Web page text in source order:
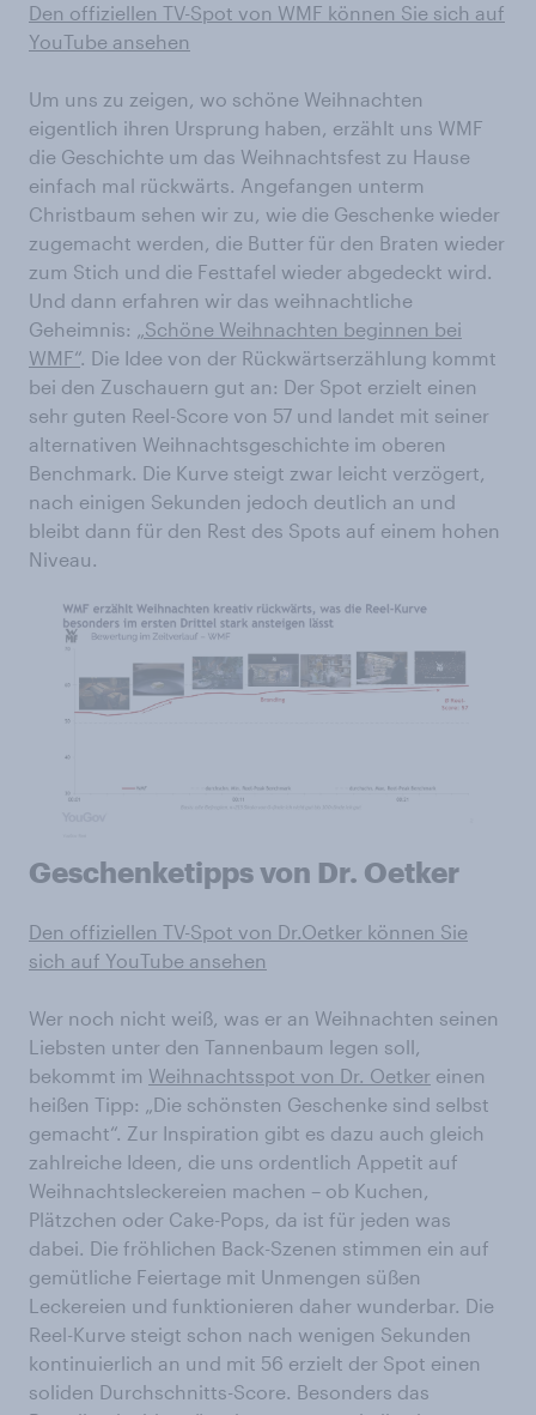
Den offiziellen TV-Spot von WMF können Sie sich auf
YouTube ansehen
Um uns zu zeigen, wo schöne Weihnachten
eigentlich ihren Ursprung haben, erzählt uns WMF
die Geschichte um das Weihnachtsfest zu Hause
einfach mal rückwärts. Angefangen unterm
Christbaum sehen wir zu, wie die Geschenke wieder
zugemacht werden, die Butter für den Braten wieder
zum Stich und die Festtafel wieder abgedeckt wird.
Und dann erfahren wir das weihnachtliche
Geheimnis: „Schöne Weihnachten beginnen bei
WMF“. Die Idee von der Rückwärtserzählung kommt
bei den Zuschauern gut an: Der Spot erzielt einen
sehr guten Reel-Score von 57 und landet mit seiner
alternativen Weihnachtsgeschichte im oberen
Benchmark. Die Kurve steigt zwar leicht verzögert,
nach einigen Sekunden jedoch deutlich an und
bleibt dann für den Rest des Spots auf einem hohen
Niveau.
Geschenketipps von Dr. Oetker
Den offiziellen TV-Spot von Dr.Oetker können Sie
sich auf YouTube ansehen
Wer noch nicht weiß, was er an Weihnachten seinen
Liebsten unter den Tannenbaum legen soll,
bekommt im Weihnachtsspot von Dr. Oetker einen
heißen Tipp: „Die schönsten Geschenke sind selbst
gemacht“. Zur Inspiration gibt es dazu auch gleich
zahlreiche Ideen, die uns ordentlich Appetit auf
Weihnachtsleckereien machen – ob Kuchen,
Plätzchen oder Cake-Pops, da ist für jeden was
dabei. Die fröhlichen Back-Szenen stimmen ein auf
gemütliche Feiertage mit Unmengen süßen
Leckereien und funktionieren daher wunderbar. Die
Reel-Kurve steigt schon nach wenigen Sekunden
kontinuierlich an und mit 56 erzielt der Spot einen
soliden Durchschnitts-Score. Besonders das